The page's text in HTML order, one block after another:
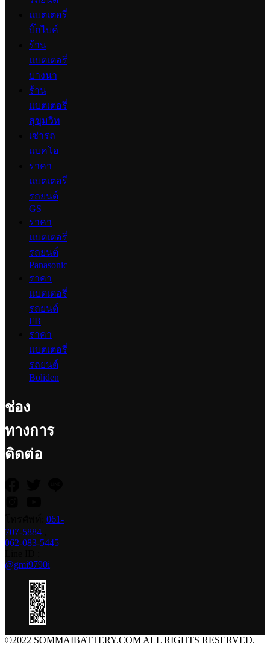
แบตเตอรี่
บิ๊กไบค์
ร้าน
แบตเตอรี่
บางนา
ร้าน
แบตเตอรี่
สุขุมวิท
เช่ารถ
แบคโฮ
ราคา
แบตเตอรี่
รถยนต์
GS
ราคา
แบตเตอรี่
รถยนต์
Panasonic
ราคา
แบตเตอรี่
รถยนต์
FB
ราคา
แบตเตอรี่
รถยนต์
Boliden
ช่อง
ทางการ
ติดต่อ
061-
707-5884
062-083-5445
@gmi9790i
©2022 SOMMAIBATTERY.COM ALL RIGHTS RESERVED.